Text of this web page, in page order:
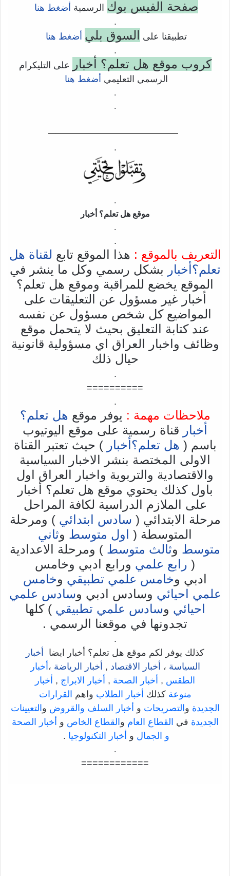
صفحة الفيس بوك الرسمية أضغط هنا
.
تطبيقنا على
السوق بلي أضغط هنا
.
كروب موقع هل تعلم؟ أخبار
على التليكرام
الرسمي التعليمي أضغط هنا
.
.
——————————–
.
.
موقع هل تعلم؟ أخبار
.
.
التعريف بالموقع : هذا الموقع تابع لقناة هل
تعلم؟أخبار بشكل رسمي وكل ما ينشر في
الموقع يخضع للمراقبة وموقع هل تعلم؟
أخبار غير مسؤول عن التعليقات على
المواضيع كل شخص مسؤول عن نفسه
عند كتابة التعليق بحيث لا يتحمل موقع
وظائف واخبار العراق اي مسؤولية قانونية
حيال ذلك
.
==========
.
ملاحظات مهمة : يوفر موقع هل تعلم؟
أخبار قناة رسمية على موقع اليوتيوب
باسم ( هل تعلم؟أخبار ) حيث تعتبر القناة
الاولى المختصة بنشر الاخبار السياسية
والاقتصادية والتربوية واخبار العراق اول
باول كذلك يحتوي موقع هل تعلم؟ أخبار
على الملازم الدراسية لكافة المراحل
مرحلة الابتدائي ( سادس ابتدائي ) ومرحلة
المتوسطة ( اول متوسط وثاني
متوسط وثالث متوسط ) ومرحلة الاعدادية
( رابع علمي ورابع ادبي وخامس
ادبي وخامس علمي تطبيقي وخامس
علمي احيائي وسادس ادبي وسادس علمي
احيائي وسادس علمي تطبيقي ) كلها
تجدونها في موقعنا الرسمي .
.
كذلك يوفر لكم موقع هل تعلم؟ أخبار ايضا
أخبار
السياسة ، أخبار الاقتصاد , أخبار الرياضة ، أخبار
الطقس , أخبار الصحة , أخبار الابراج , أخبار
منوعة كذلك أخبار الطلاب واهم القرارات
الجديدة و التصريحات و أخبار السلف والقروض و التعيينات
الجديدة في القطاع العام و القطاع الخاص و أخبار الصحة
و الجمال و أخبار التكنولوجيا .
.
============